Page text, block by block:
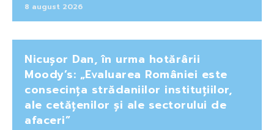
8 august 2026
Nicușor Dan, în urma hotărârii
Moody’s: „Evaluarea României este
consecința strădaniilor instituțiilor,
ale cetățenilor și ale sectorului de
afaceri”